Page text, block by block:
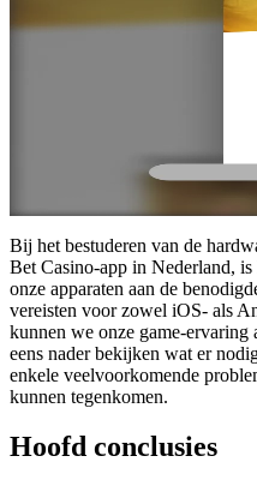
Bij het bestuderen van de
Bet Casino-app in Nederland,
onze apparaten aan de
vereisten voor zowel iOS- als
kunnen we onze game-
eens nader bekijken wat er
enkele veelvoorkomende
kunnen tegenkomen.
Hoofd conclusies